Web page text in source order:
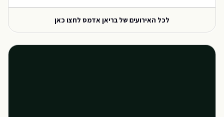
לכל האירועים של בריאן אדמס לחצו כאן